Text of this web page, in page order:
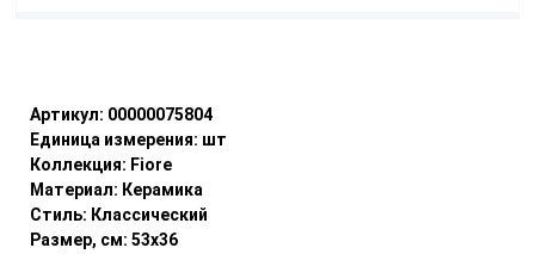
Артикул: 00000075804
Единица измерения: шт
Коллекция: Fiore
Материал: Керамика
Стиль: Классический
Размер, см: 53x36